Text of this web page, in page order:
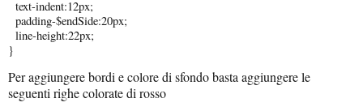
text-indent:12px;
padding-$endSide:20px;
line-height:22px;
}
Per aggiungere bordi e colore di sfondo basta aggiungere le
seguenti righe colorate di rosso